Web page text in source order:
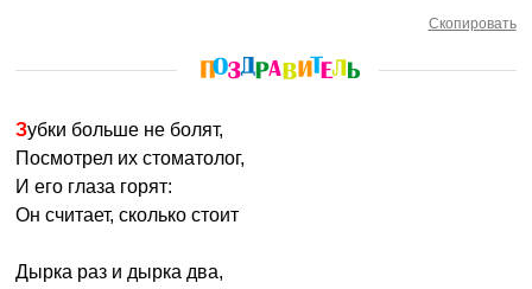
Скопировать
Зубки больше не болят,
Посмотрел их стоматолог,
И его глаза горят:
Он считает, сколько стоит
Дырка раз и дырка два,